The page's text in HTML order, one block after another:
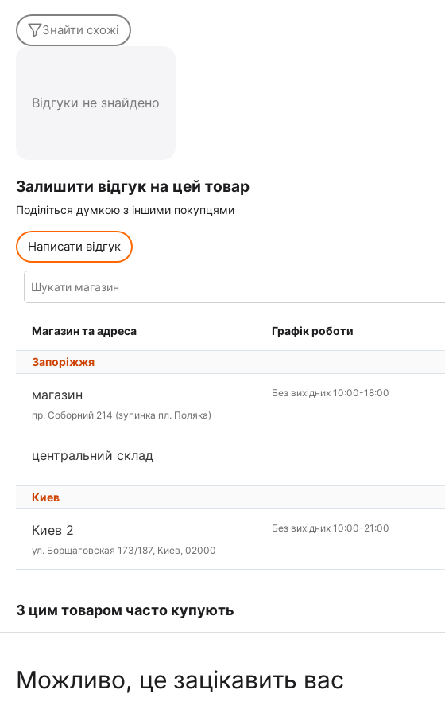
Знайти схожі
Відгуки не знайдено
Залишити відгук на цей товар
Поділіться думкою з іншими покупцями
Написати відгук
Магазин та адреса Графік роботи
Запоріжжя
магазин
пр. Соборний 214 (зупинка пл. Поляка)
Без вихідних 10:00-18:00
центральний склад
Киев
Киев 2
ул. Борщаговская 173/187, Киев, 02000
Без вихідних 10:00-21:00
З цим товаром часто купують
Можливо, це зацікавить вас